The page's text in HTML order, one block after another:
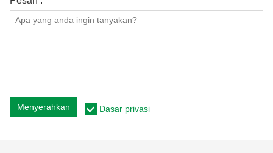
Menyerahkan Dasar privasi